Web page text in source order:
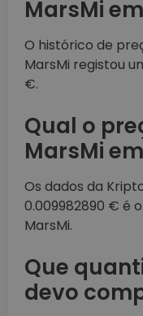
MarsMi em
O histórico de
MarsMi registou
€.
Qual o
MarsMi em
Os dados da
0.009982890 € é
MarsMi.
Que
devo